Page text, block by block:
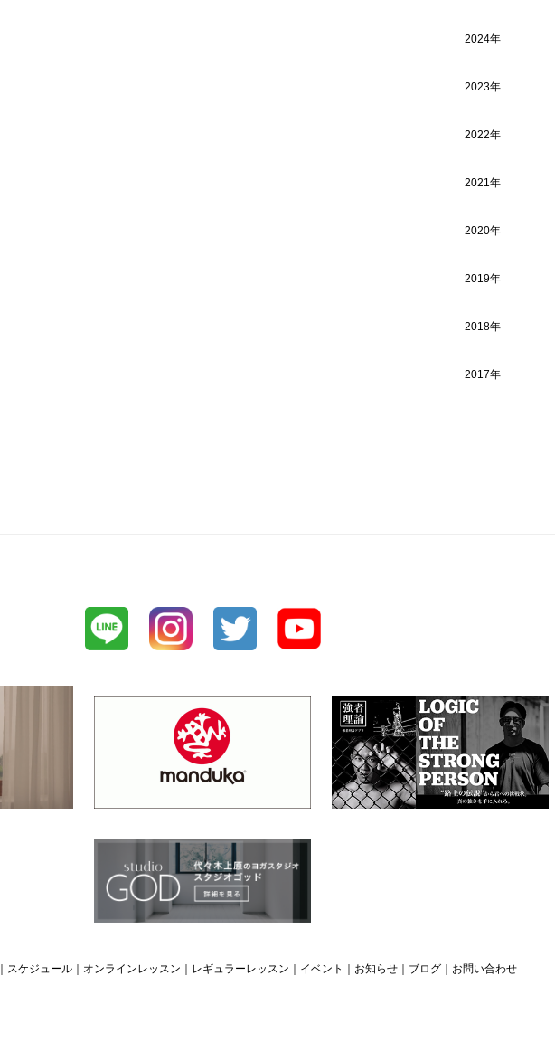
2024年
2023年
2022年
2021年
2020年
2019年
2018年
2017年
スケジュール オンラインレッスン レギュラーレッスン イベント お知らせ ブログ お問い合わせ